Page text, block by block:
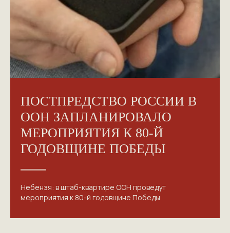
ПОСТПРЕДСТВО РОССИИ В
ООН ЗАПЛАНИРОВАЛО
МЕРОПРИЯТИЯ К 80-Й
ГОДОВЩИНЕ ПОБЕДЫ
Небензя: в штаб-квартире ООН проведут
мероприятия к 80-й годовщине Победы